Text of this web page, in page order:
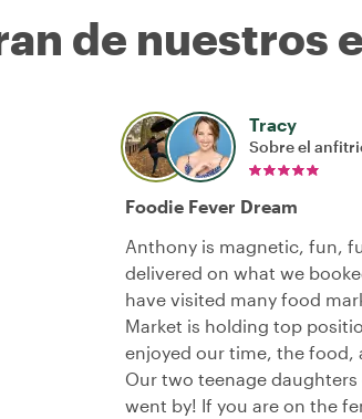
de nuestros
Tracy
Sobre el
Foodie Fever Dream
Anthony is magnetic, fun,
delivered on what we
have visited many food
Market is holding top
enjoyed our time, the food,
Our two teenage
went by! If you are on the